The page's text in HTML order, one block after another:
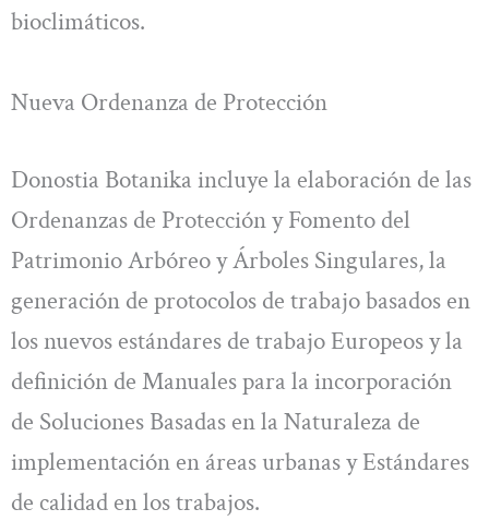
bioclimáticos.
Nueva Ordenanza de Protección
Donostia Botanika incluye la elaboración de las
Ordenanzas de Protección y Fomento del
Patrimonio Arbóreo y Árboles Singulares, la
generación de protocolos de trabajo basados en
los nuevos estándares de trabajo Europeos y la
definición de Manuales para la incorporación
de Soluciones Basadas en la Naturaleza de
implementación en áreas urbanas y Estándares
de calidad en los trabajos.